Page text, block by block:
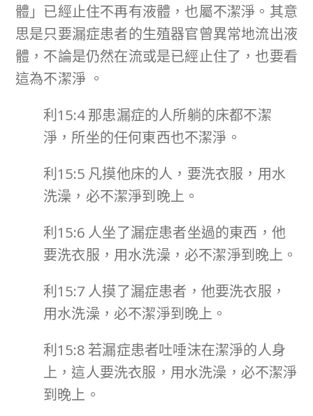
體」已經止住不再有液體，也屬不潔淨。其意
思是只要漏症患者的生殖器官曾異常地流出液
體，不論是仍然在流或是已經止住了，也要看
這為不潔淨 。
利15:4 那患漏症的人所躺的床都不潔
淨，所坐的任何東西也不潔淨。
利15:5 凡摸他床的人，要洗衣服，用水
洗澡，必不潔淨到晚上。
利15:6 人坐了漏症患者坐過的東西，他
要洗衣服，用水洗澡，必不潔淨到晚上。
利15:7 人摸了漏症患者，他要洗衣服，
用水洗澡，必不潔淨到晚上。
利15:8 若漏症患者吐唾沫在潔淨的人身
上，這人要洗衣服，用水洗澡，必不潔淨
到晚上。